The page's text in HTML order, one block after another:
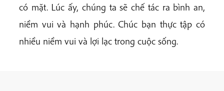
có mặt. Lúc ấy, chúng ta sẽ chế tác ra bình an,
niềm vui và hạnh phúc. Chúc bạn thực tập có
nhiều niềm vui và lợi lạc trong cuộc sống.